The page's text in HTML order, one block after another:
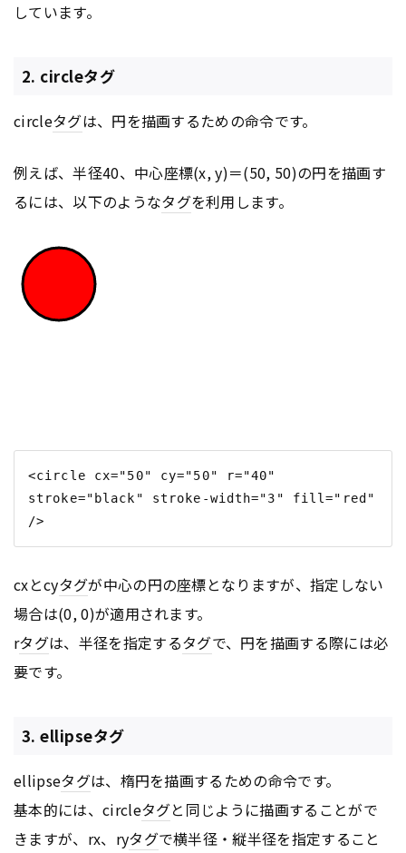
しています。
2. circleタグ
circleタグは、円を描画するための命令です。
例えば、半径40、中心座標(x, y)＝(50, 50)の円を描画す
るには、以下のようなタグを利用します。
<circle cx="50" cy="50" r="40"
stroke="black" stroke-width="3" fill="red"
cxとcyタグが中心の円の座標となりますが、指定しない
場合は(0, 0)が適用されます。
rタグは、半径を指定するタグで、円を描画する際には必
要です。
3. ellipseタグ
ellipseタグは、楕円を描画するための命令です。
基本的には、circleタグと同じように描画することがで
きますが、rx、ryタグで横半径・縦半径を指定すること